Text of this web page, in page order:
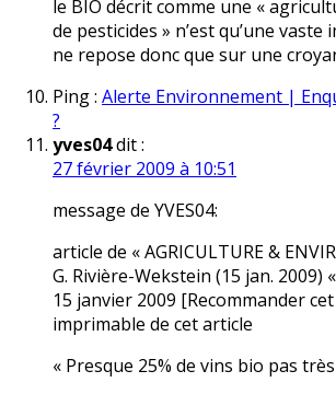
le BIO décrit comme une «
de pesticides » n’est qu’une vaste
ne repose donc que sur une
Ping : Alerte Environnement |
?
yves04dit :
27 février 2009 à 10:51
message de YVES04:
article de « AGRICULTURE &
G. Rivière-Wekstein (15 jan. 2009)
15 janvier 2009 [Recommander
imprimable de cet article
« Presque 25% de vins bio pas